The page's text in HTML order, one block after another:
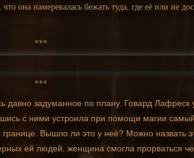
она намеревалась бежать туда, где её или не
***
***
давно задуманное по плану. Говард Лафреск
с ними устроила при помощи магии
Вышло ли это у неё? Можно назвать
ей людей, женщина смогла прорваться